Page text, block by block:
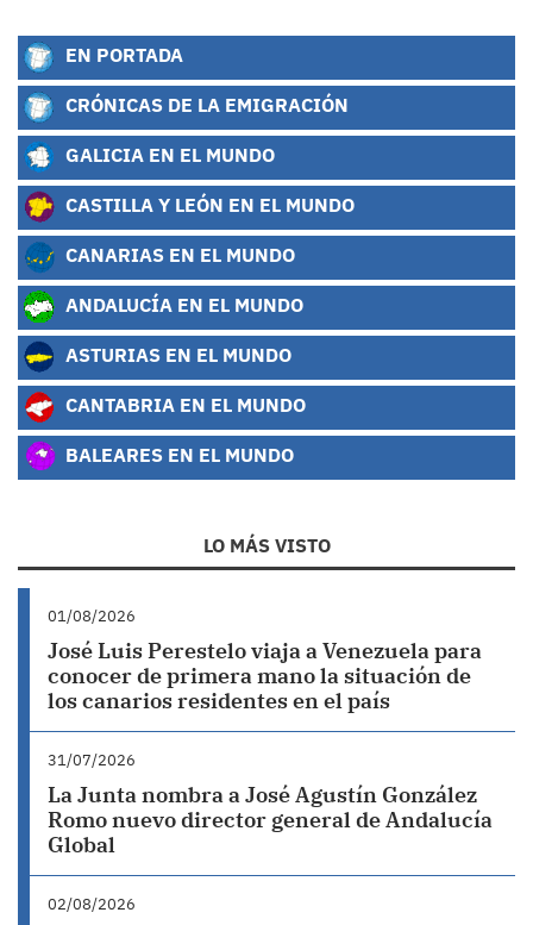
EN PORTADA
CRÓNICAS DE LA EMIGRACIÓN
GALICIA EN EL MUNDO
CASTILLA Y LEÓN EN EL MUNDO
CANARIAS EN EL MUNDO
ANDALUCÍA EN EL MUNDO
ASTURIAS EN EL MUNDO
CANTABRIA EN EL MUNDO
BALEARES EN EL MUNDO
LO MÁS VISTO
01/08/2026
José Luis Perestelo viaja a Venezuela para
conocer de primera mano la situación de
los canarios residentes en el país
31/07/2026
La Junta nombra a José Agustín González
Romo nuevo director general de Andalucía
Global
02/08/2026